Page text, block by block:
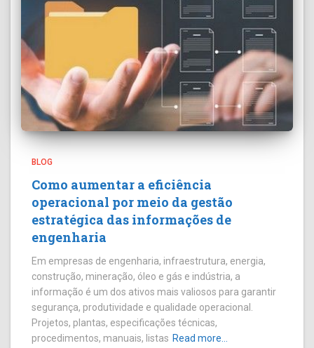
BLOG
Como aumentar a eficiência
operacional por meio da gestão
estratégica das informações de
engenharia
Em empresas de engenharia, infraestrutura, energia,
construção, mineração, óleo e gás e indústria, a
informação é um dos ativos mais valiosos para garantir
segurança, produtividade e qualidade operacional.
Projetos, plantas, especificações técnicas,
procedimentos, manuais, listas Read more…